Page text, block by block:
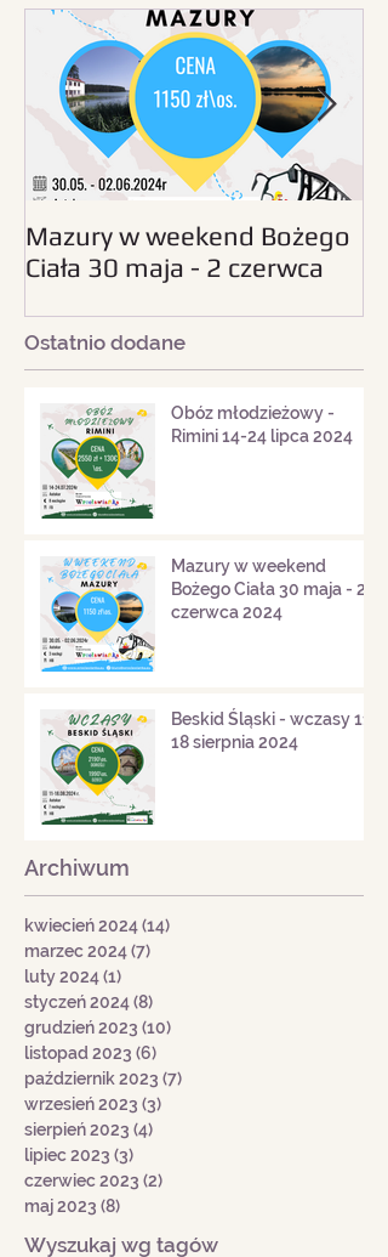
Mazury w weekend Bożego
Ciała 30 maja - 2 czerwca
Ostatnio dodane
Obóz młodzieżowy -
Rimini 14-24 lipca 2024
Mazury w weekend
Bożego Ciała 30 maja - 2
czerwca 2024
Beskid Śląski - wczasy 11-
18 sierpnia 2024
Archiwum
kwiecień 2024(14)
marzec 2024(7)
luty 2024(1)
styczeń 2024(8)
grudzień 2023 (10)
listopad 2023 (6)
październik 2023 (7)
wrzesień 2023 (3)
sierpień 2023 (4)
lipiec 2023 (3)
czerwiec 2023 (2)
maj 2023 (8)
Wyszukaj wg tagów